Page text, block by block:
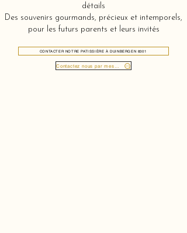
détails
Des souvenirs gourmands, précieux et intemporels,
pour les futurs parents et leurs invités
CONTACTER NOTRE PATISSIÈRE À DUINBERGEN 8301